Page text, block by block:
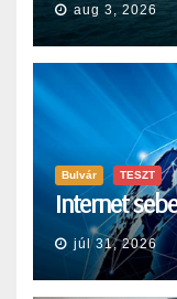
aug 3, 2026
Bulvár TESZT
Internet
júl 31, 2026